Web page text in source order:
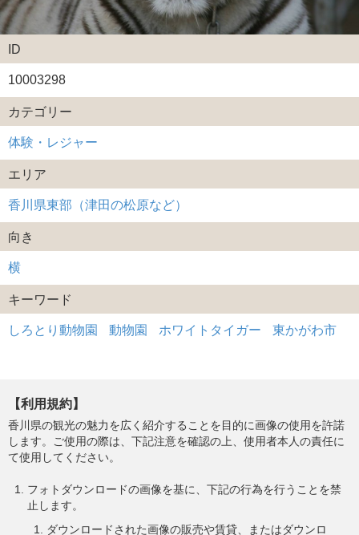
ID
10003298
カテゴリー
体験・レジャー
エリア
香川県東部（津田の松原など）
向き
横
キーワード
しろとり動物園 動物園 ホワイトタイガー 東かがわ市
【利用規約】
香川県の観光の魅力を広く紹介することを目的に画像の使用を許諾
します。ご使用の際は、下記注意を確認の上、使用者本人の責任に
て使用してください。
フォトダウンロードの画像を基に、下記の行為を行うことを禁
止します。
ダウンロードされた画像の販売や賃貸、またはダウンロ